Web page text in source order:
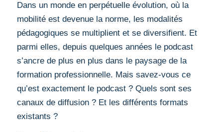
Dans un monde en perpétuelle évolution, où la
mobilité est devenue la norme, les modalités
pédagogiques se multiplient et se diversifient. Et
parmi elles, depuis quelques années le podcast
s’ancre de plus en plus dans le paysage de la
formation professionnelle. Mais savez-vous ce
qu’est exactement le podcast ? Quels sont ses
canaux de diffusion ? Et les différents formats
existants ?